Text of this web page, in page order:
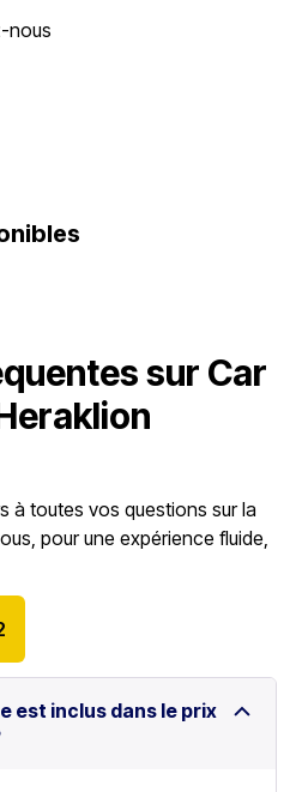
nous
sur Car
à toutes vos questions sur la
pour une expérience fluide,
est inclus dans le prix